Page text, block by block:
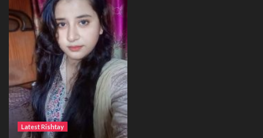
Latest Rishtay